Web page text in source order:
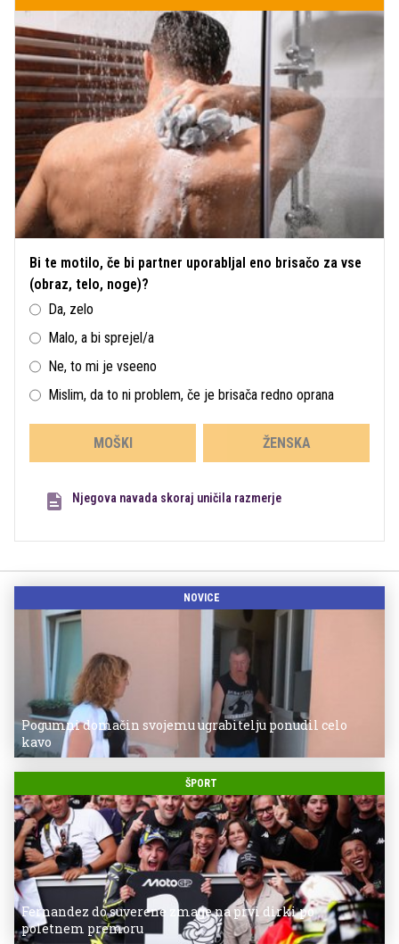
Bi te motilo, če bi partner uporabljal eno brisačo za vse
(obraz, telo, noge)?
Da, zelo
Malo, a bi sprejel/a
Ne, to mi je vseeno
Mislim, da to ni problem, če je brisača redno oprana
MOŠKI ŽENSKA
Njegova navada skoraj uničila razmerje
NOVICE
Pogumni domačin svojemu ugrabitelju ponudil celo
kavo
ŠPORT
Fernandez do suverene zmage na prvi dirki po
poletnem premoru